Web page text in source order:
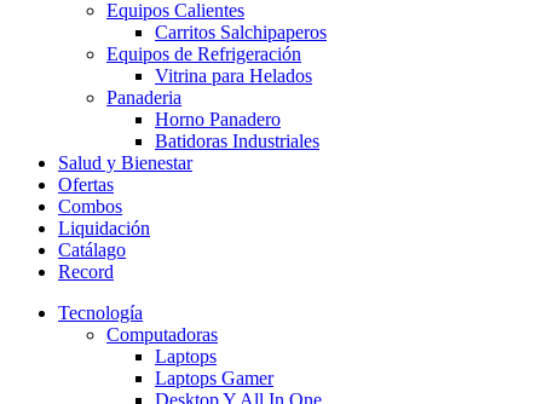
Equipos Calientes
Carritos Salchipaperos
Equipos de Refrigeración
Vitrina para Helados
Panaderia
Horno Panadero
Batidoras Industriales
Salud y Bienestar
Ofertas
Combos
Liquidación
Catálago
Record
Tecnología
Computadoras
Laptops
Laptops Gamer